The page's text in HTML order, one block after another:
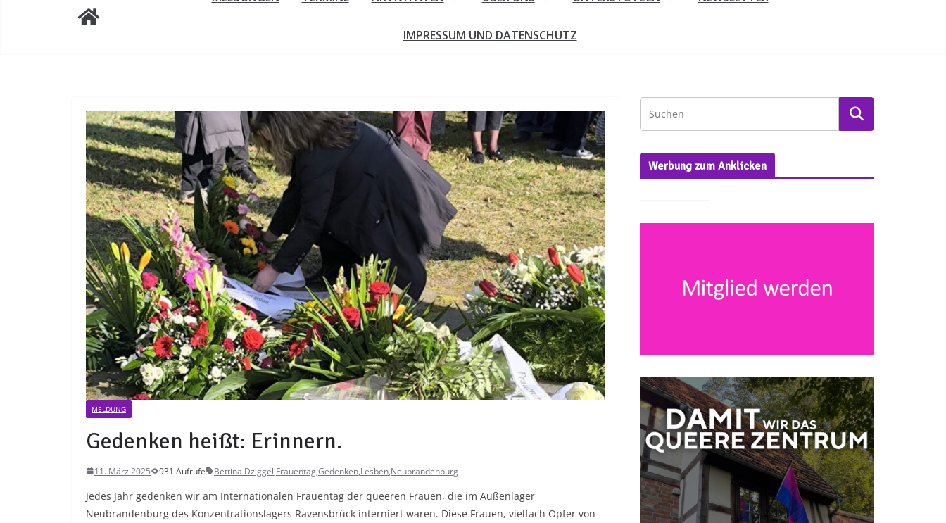
IMPRESSUM UND DATENSCHUTZ
MELDUNG
Gedenken heißt: Erinnern.
11. März 2025 931 Aufrufe Bettina Dziggel,Frauentag,Gedenken,Lesben,Neubrandenburg
Jedes Jahr gedenken wir am Internationalen Frauentag der queeren Frauen, die im Außenlager
Neubrandenburg des Konzentrationslagers Ravensbrück interniert waren. Diese Frauen, vielfach Opfer von
Werbung zum Anklicken